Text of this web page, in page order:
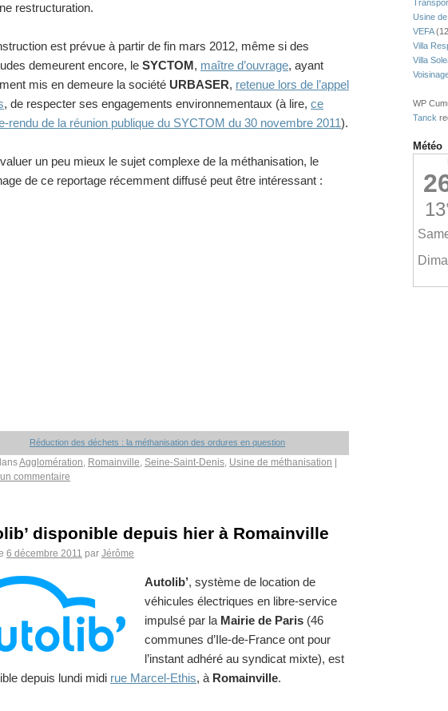
restructuration.
est prévue à partir de fin mars 2012, même si des
demeurent encore, le SYCTOM, maître d’ouvrage, ayant
mis en demeure la société URBASER, retenue lors de l’appel
, de respecter ses engagements environnementaux (à lire, ce
rendu de la réunion publique du SYCTOM du 30 novembre 2011).
un peu mieux le sujet complexe de la méthanisation, le
de ce reportage récemment diffusé peut être intéressant :
Réduction des déchets : la méthanisation des ordures en question
Agglomération Romainville Seine-Saint-Denis Usine de méthanisation |
commentaire
disponible depuis hier à Romainville
6 décembre 2011 par Jérôme
Autolib’, système de location de
véhicules électriques en libre-service
impulsé par la Mairie de Paris (46
communes d’Ile-de-France ont pour
l’instant adhéré au syndicat mixte), est
depuis lundi midi rue Marcel-Ethis, à Romainville.
Usine
VEFA
Villa
Villa
WP
Tanck
Météo